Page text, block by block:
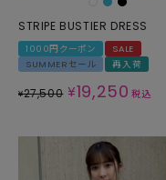
STRIPE BUSTIER DRESS
1000円クーポン
SALE
SUMMERセール
再入荷
¥27,500 ¥19,250 税込